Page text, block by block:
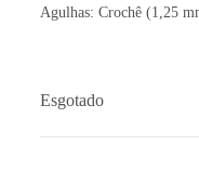
Agulhas: Crochê (1,25
Esgotado